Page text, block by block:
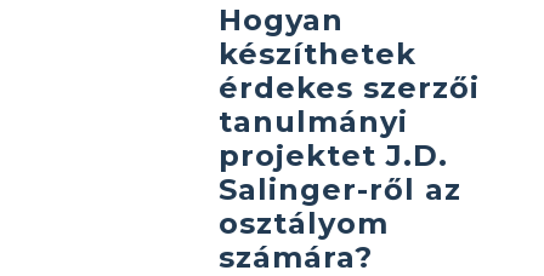
Hogyan
készíthetek
érdekes szerzői
tanulmányi
projektet J.D.
Salinger-ről az
osztályom
számára?